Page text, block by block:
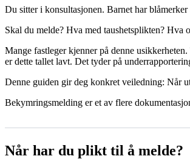
Du sitter i konsultasjonen. Barnet har
Skal du melde? Hva med taushetsplikten? Hva
Mange fastleger kjenner på denne
er dette tallet lavt. Det tyder på
Denne guiden gir deg konkret veiledning: Når
Bekymringsmelding er et av flere
Når har du plikt til å melde?